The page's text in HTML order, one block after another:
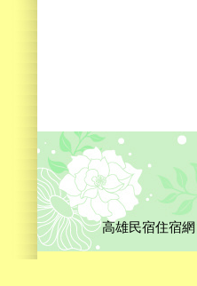
高雄民宿住宿網